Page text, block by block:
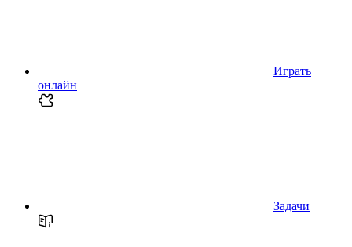
Играть
онлайн
Задачи